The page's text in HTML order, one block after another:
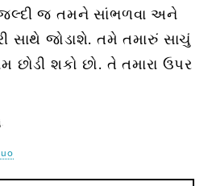
જલ્દી જ તમને સાંભળવા અને
સાથે જોડાશે. તમે તમારું સાચું
છોડી શકો છો. તે તમારા ઉપર